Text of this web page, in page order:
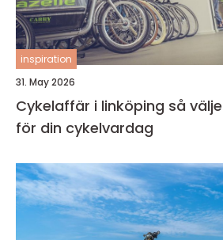
inspiration
31. May 2026
Cykelaffär i linköping så väljer du rätt butik
för din cykelvardag